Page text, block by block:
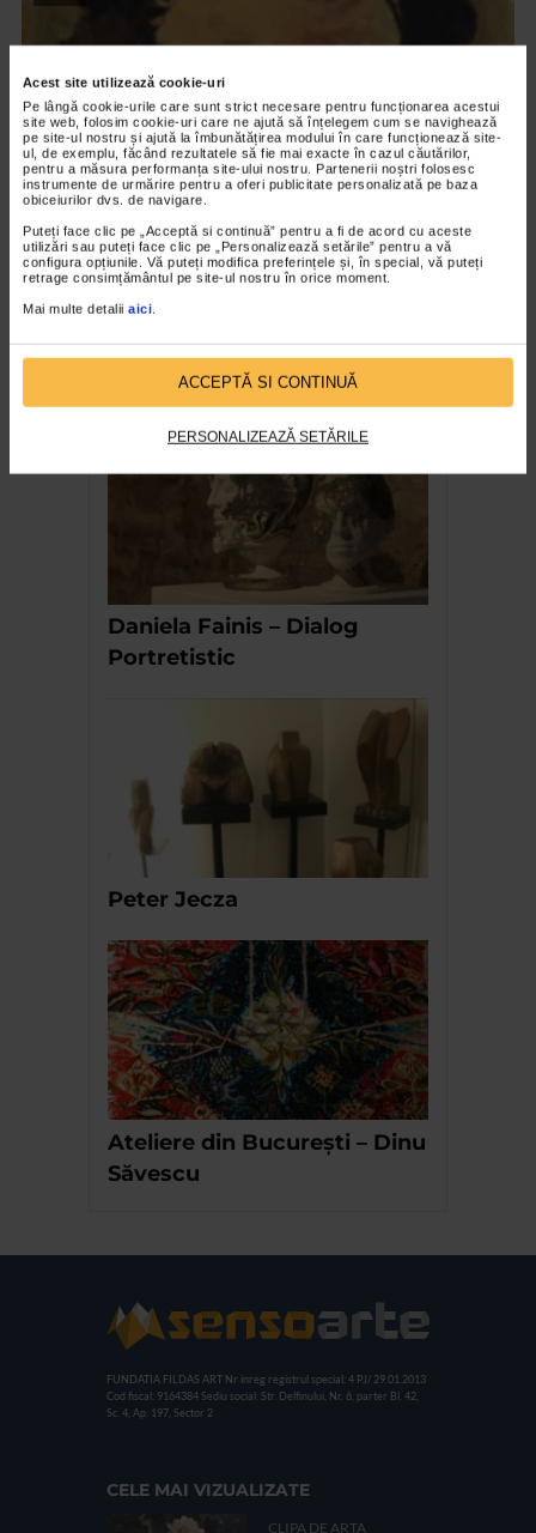
Acest site utilizează cookie-uri
Pe lângă cookie-urile care sunt strict necesare pentru funcționarea acestui
site web, folosim cookie-uri care ne ajută să înțelegem cum se navighează
pe site-ul nostru și ajută la îmbunătățirea modului în care funcționează site-
ul, de exemplu, făcând rezultatele să fie mai exacte în cazul căutărilor,
pentru a măsura performanța site-ului nostru. Partenerii noștri folosesc
instrumente de urmărire pentru a oferi publicitate personalizată pe baza
obiceiurilor dvs. de navigare.
Puteți face clic pe „Acceptă si continuă” pentru a fi de acord cu aceste
utilizări sau puteți face clic pe „Personalizează setările” pentru a vă
configura opțiunile. Vă puteți modifica preferințele și, în special, vă puteți
retrage consimțământul pe site-ul nostru în orice moment.
Mai multe detalii aici.
ACCEPTĂ SI CONTINUĂ
PERSONALIZEAZĂ SETĂRILE
CLIPA DE ARTA
Nicolae Tonitza – Pictor al copiilor
Daniela Fainis – Dialog
Portretistic
Peter Jecza
Ateliere din București – Dinu
Săvescu
FUNDATIA FILDAS ART Nr inreg registrul special: 4 PJ/ 29.01.2013
Cod fiscal: 9164384 Sediu social: Str. Delfinului, Nr. 6, parter Bl. 42,
Sc. 4, Ap. 197, Sector 2
CELE MAI VIZUALIZATE
CLIPA DE ARTA